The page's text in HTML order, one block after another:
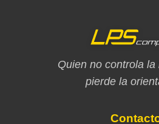
Quien no controla la
pierde la